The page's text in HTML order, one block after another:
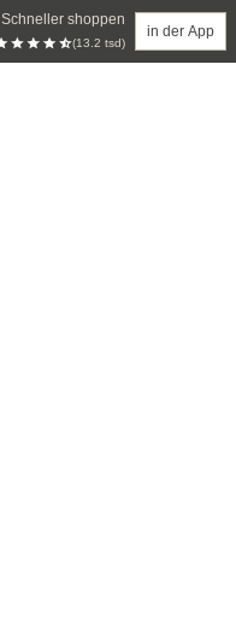
Schneller shoppen
(13.2 tsd)
in der App